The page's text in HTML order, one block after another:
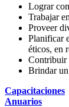
Lograr
Trabajar
Proveer
Planificar
éticos, en
Contribuir
Brindar un
Capacitaciones
Anuarios